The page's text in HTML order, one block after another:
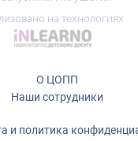
О ЦОПП
и политика
профессиональной
1030600280094